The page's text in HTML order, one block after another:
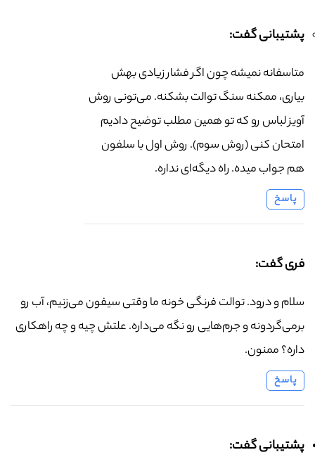
پشتیبانی گفت:
متاسفانه نمیشه چون اگر فشار زیادی بهش
بیاری، ممکنه سنگ توالت بشکنه. می‌تونی روش
آویز لباس رو که تو همین مطلب توضیح دادیم
امتحان کنی (روش سوم). روش اول با سلفون
هم جواب میده. راه دیگه‌ای نداره.
پاسخ
فری گفت:
سلام و درود. توالت فرنگی خونه ما وقتی سیفون می‌زنیم، آب رو
برمی‌گردونه و جرم‌هایی رو نگه می‌داره. علتش چیه و چه راهکاری
داره؟ ممنون.
پاسخ
پشتیبانی گفت: